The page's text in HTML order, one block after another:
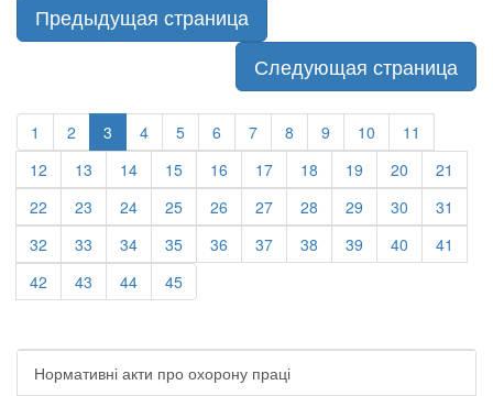
Предыдущая страница
Следующая страница
1 2 3 4 5 6 7 8 9 10
11
12
13 14 15 16 17 18 19 20
21
22
23 24 25 26 27 28 29 30
31
32
33 34 35 36 37 38 39 40
41
42
43 44 45
Нормативні акти про охорону праці